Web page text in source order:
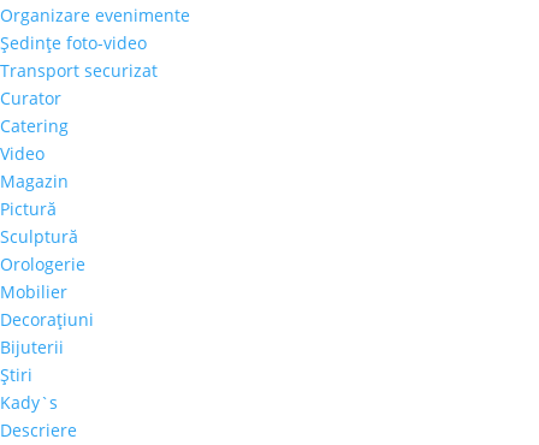
Organizare evenimente
Şedinţe foto-video
Transport securizat
Curator
Catering
Video
Magazin
Pictură
Sculptură
Orologerie
Mobilier
Decoraţiuni
Bijuterii
Ştiri
Kady`s
Descriere
Cantitate
Marcel
Thiele
"Royal
07"
Comandă telefonică!
Autor
Culoare dominanta
54cm x 64cm